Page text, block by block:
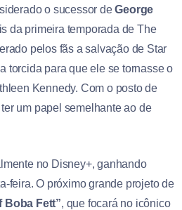
o sucessor deGeorge
da primeira temporada de The
pelos fãs a salvação de Star
torcida para que ele se tornasse o
Kennedy. Com o posto de
um papel semelhante ao de
no Disney+, ganhando
feira. O próximo grande projeto de
Boba Fett”, que focará no icônico